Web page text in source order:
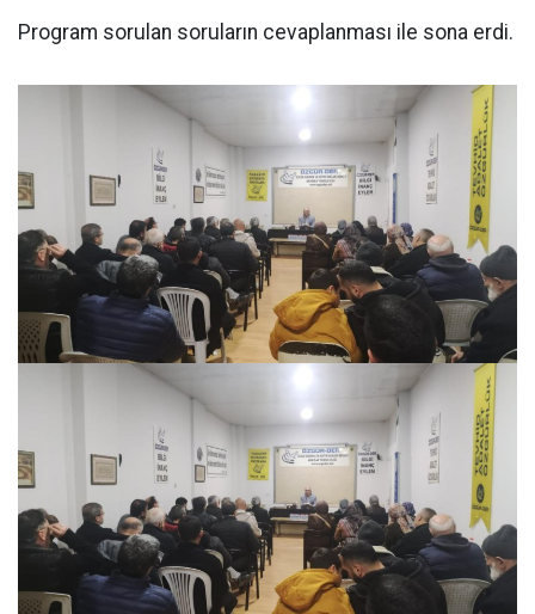
Program sorulan soruların cevaplanması ile sona erdi.